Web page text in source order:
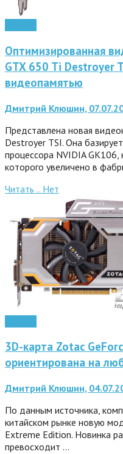
Оптимизированная
GTX 650 Ti Destroyer
видеопамятью
Дмитрий Клюшин,
Представлена новая
Destroyer TSI. Она
процессора NVIDIA
которого увеличено в
Читать .. Нет
3D-карта Zotac
ориентирована на
Дмитрий Клюшин,
По данным источника,
китайском рынке новую
Extreme Edition. Новинка
превосходит …